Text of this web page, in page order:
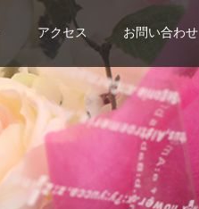
アクセス お問い合わせ